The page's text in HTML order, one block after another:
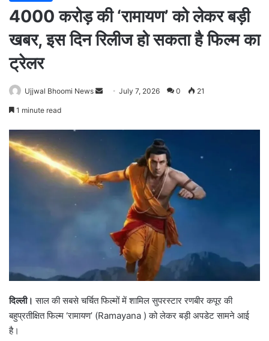
4000 करोड़ की ‘रामायण’ को लेकर बड़ी
खबर, इस दिन रिलीज हो सकता है फिल्म का
ट्रेलर
Ujjwal Bhoomi News
e
m
July 7, 2026 0 21
1 minute read
दिल्ली। साल की सबसे चर्चित फिल्मों में शामिल सुपरस्टार रणबीर कपूर की
बहुप्रतीक्षित फिल्म ‘रामायण’ (Ramayana ) को लेकर बड़ी अपडेट सामने आई
है।